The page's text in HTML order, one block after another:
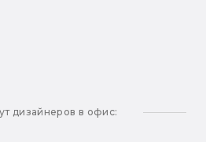
дизайнеров в офис: